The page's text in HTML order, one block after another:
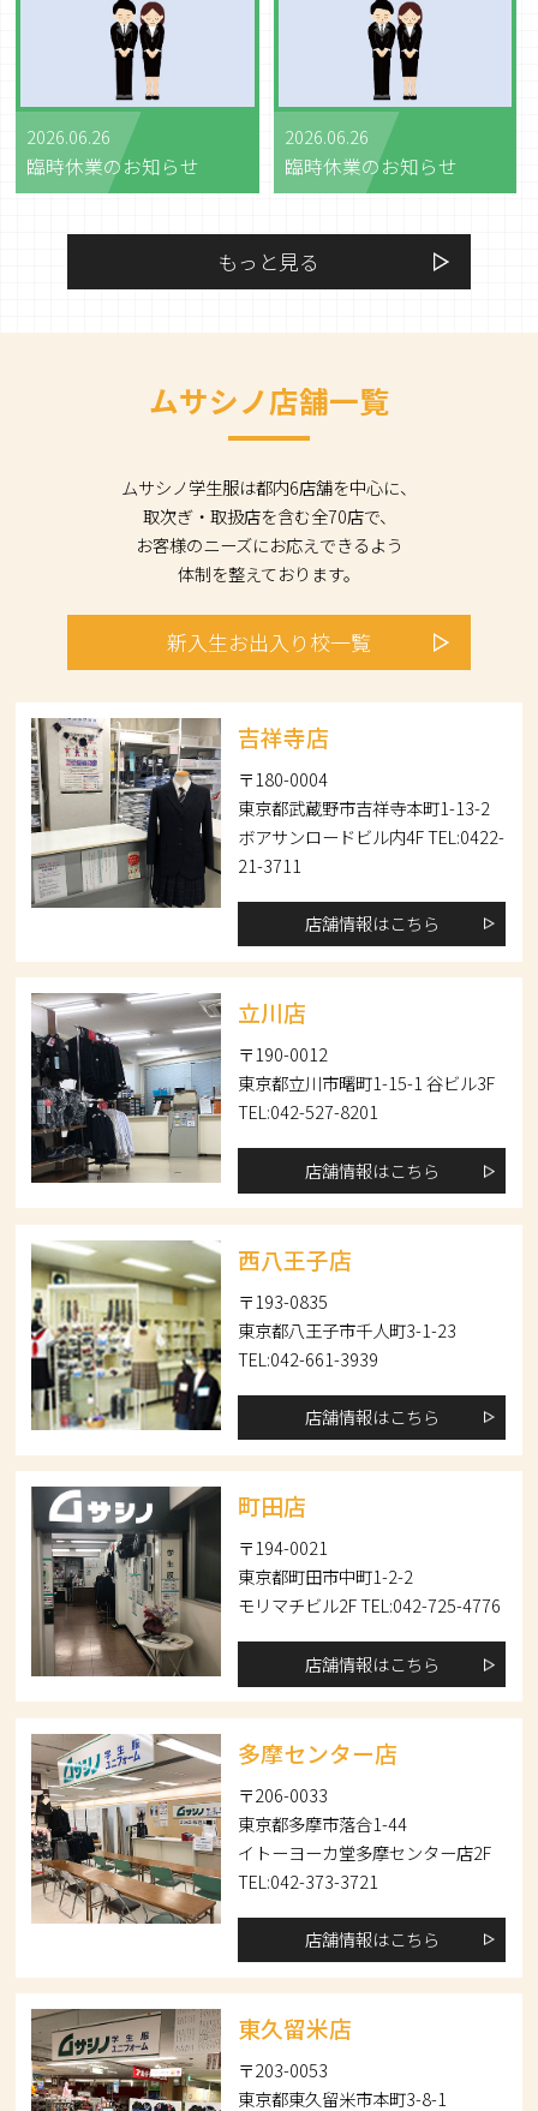
2026.06.26
臨時休業のお知らせ
2026.06.26
臨時休業のお知らせ
もっと見る
ムサシノ店舗一覧
ムサシノ学生服は都内6店舗を中心に、
取次ぎ・取扱店を含む全70店で、
お客様のニーズにお応えできるよう
体制を整えております。
新入生お出入り校一覧
吉祥寺店
〒180-0004
東京都武蔵野市吉祥寺本町1-13-2
ボアサンロードビル内4F TEL:0422-
21-3711
店舗情報はこちら
立川店
〒190-0012
東京都立川市曙町1-15-1 谷ビル3F
TEL:042-527-8201
店舗情報はこちら
西八王子店
〒193-0835
東京都八王子市千人町3-1-23
TEL:042-661-3939
店舗情報はこちら
町田店
〒194-0021
東京都町田市中町1-2-2
モリマチビル2F TEL:042-725-4776
店舗情報はこちら
多摩センター店
〒206-0033
東京都多摩市落合1-44
イトーヨーカ堂多摩センター店2F
TEL:042-373-3721
店舗情報はこちら
東久留米店
〒203-0053
東京都東久留米市本町3-8-1